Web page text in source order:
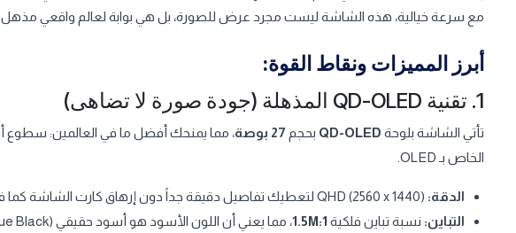
مع سرعة خيالية، هذه الشاشة ليست مجرد عرض للصورة، بل هي بوابة لعالم واقعي مذهل.
أبرز المميزات ونقاط القوة:
1. تقنية QD-OLED المذهلة (جودة صورة لا تضاهى)
تأتي الشاشة بلوحة QD-OLED بحجم 27 بوصة
الخاص بـ OLED.
الدقة:
التباين: نسبة تباين فلكية 1.5M:1، مما يعني أن اللون الأسود هو أسود حقيقي (True Black)، والألوان تضج بالحياة.